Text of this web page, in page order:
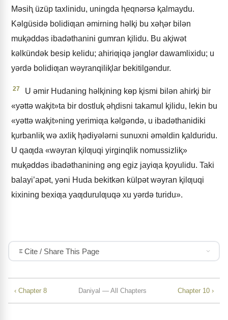
Mǝsiⱨ üzüp taxlinidu, uningda ⱨeqnǝrsǝ ⱪalmaydu.
Kǝlgüsidǝ bolidiƣan ǝmirning hǝlⱪi bu xǝⱨǝr bilǝn
muⱪǝddǝs ibadǝthanini gumran ⱪilidu. Bu aⱪiwǝt
kǝlkündǝk besip kelidu; ahiriƣiqǝ jǝnglǝr dawamlixidu; u
yǝrdǝ bolidiƣan wǝyranqiliⱪlar bekitilgǝndur.
27
U ǝmir Hudaning hǝlⱪining kɵp ⱪismi bilǝn ahirⱪi bir
«yǝttǝ waⱪit»ta bir dostluⱪ ǝⱨdisni takamul ⱪilidu, lekin bu
«yǝttǝ waⱪit»ning yerimiƣa kǝlgǝndǝ, u ibadǝthanidiki
ⱪurbanliⱪ wǝ axliⱪ ⱨǝdiyǝlǝrni sunuxni ǝmǝldin ⱪalduridu.
U qaƣda «wǝyran ⱪilƣuqi yirginqlik nomussizliⱪ»
muⱪǝddǝs ibadǝthanining ǝng egiz jayiƣa ⱪoyulidu. Taki
balayi’apǝt, yǝni Huda bekitkǝn külpǝt wǝyran ⱪilƣuqi
kixining bexiƣa yaƣdurulƣuqǝ xu yǝrdǝ turidu».
Cite / Share This Page
‹ Chapter 8 Daniyal — All Chapters Chapter 10 ›